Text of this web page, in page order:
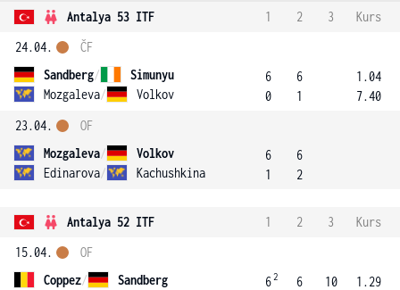
Antalya 53 ITF 1 2 3
Kurs
24.04.
Sandberg/
Simunyu
Mozgaleva/ Volkov
ČF
6
0
6
1
1.04
7.40
23.04.
Mozgaleva/
Volkov
Edinarova/ Kachushkina
OF
6
1
6
2
Antalya 52 ITF 1 2 3
Kurs
15.04.
Coppez/
Sandberg
OF
62
6
10
1.29